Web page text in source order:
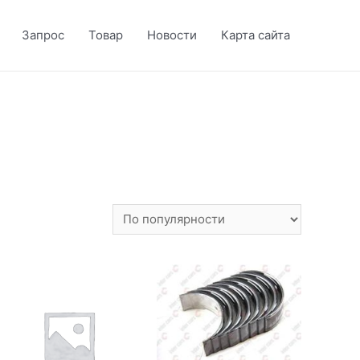
Запрос Товар Новости Карта сайта